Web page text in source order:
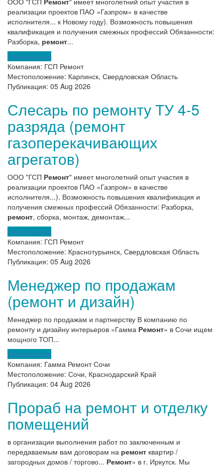
реализации проектов ПАО «Газпром» в качестве
исполнителя... к Новому году). Возможность повышения
квалификация и получения смежных профессий Обязанности:
Разборка, ремонт...
Откликнуться
Компания: ГСП Ремонт
Местоположение: Карпинск, Свердловская Область
Публикация: 05 Aug 2026
Слесарь по ремонту ТУ 4-5
разряда (ремонт
газоперекачивающих
агрегатов)
ООО "ГСП Ремонт" имеет многолетний опыт участия в
реализации проектов ПАО «Газпром» в качестве
исполнителя...). Возможность повышения квалификация и
получения смежных профессий Обязанности: Разборка,
ремонт, сборка, монтаж, демонтаж...
Откликнуться
Компания: ГСП Ремонт
Местоположение: Краснотурьинск, Свердловская Область
Публикация: 05 Aug 2026
Менеджер по продажам
(ремонт и дизайн)
Менеджер по продажам и партнерству В компанию по
ремонту и дизайну интерьеров «Гамма Ремонт» в Сочи ищем
мощного ТОП...
Откликнуться
Компания: Гамма Ремонт Сочи
Местоположение: Сочи, Краснодарский Край
Публикация: 04 Aug 2026
Прораб на ремонт и отделку
помещений
в организации выполнения работ по заключенным и
передаваемым вам договорам на ремонт квартир /
загородных домов / торгово... Ремонт» в г. Иркутск. Мы